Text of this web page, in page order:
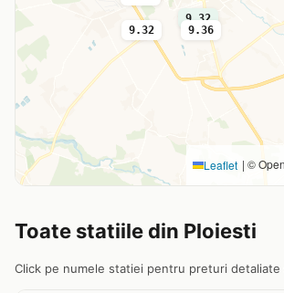
9.32
9.32 9.36
Leaflet | ©
Toate statiile din Ploiesti
Click pe numele statiei pentru preturi detaliate